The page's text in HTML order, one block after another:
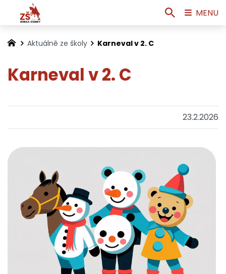
Aktuálně ze školy Karneval v 2. C
Karneval v 2. C
23.2.2026
MENU